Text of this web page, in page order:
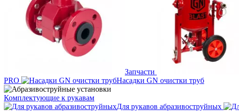
Запчасти
PRO
Насадки GN очистки труб
Комплектующие к рукавам
Для рукавов абразивоструйных